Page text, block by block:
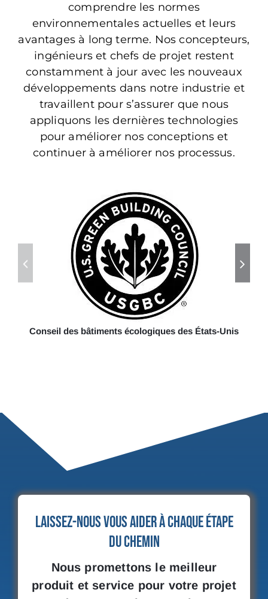
comprendre les normes
environnementales actuelles et leurs
avantages à long terme. Nos concepteurs,
ingénieurs et chefs de projet restent
constamment à jour avec les nouveaux
développements dans notre industrie et
travaillent pour s’assurer que nous
appliquons les dernières technologies
pour améliorer nos conceptions et
continuer à améliorer nos processus.
Conseil des bâtiments écologiques des États-Unis
Laissez-nous vous aider à chaque étape
du chemin
Nous promettons le meilleur
produit et service pour votre projet